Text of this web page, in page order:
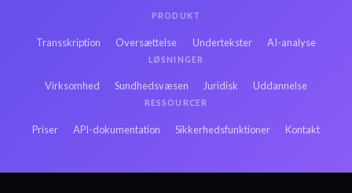
PRODUKT
Transskription Oversættelse Undertekster AI-analyse
LØSNINGER
Virksomhed Sundhedsvæsen Juridisk Uddannelse
RESSOURCER
Priser API-dokumentation Sikkerhedsfunktioner Kontakt